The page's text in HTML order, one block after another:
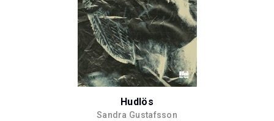
Hudlös
Sandra Gustafsson